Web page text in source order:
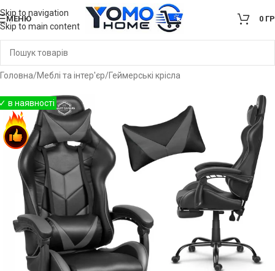
Skip to navigation
Skip to main content
МЕНЮ 0
Головна/Меблі та інтер'єр/Геймерські крісла